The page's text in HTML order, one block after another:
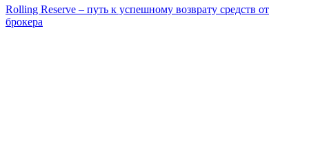
Rolling Reserve – путь к успешному возврату средств от
брокера